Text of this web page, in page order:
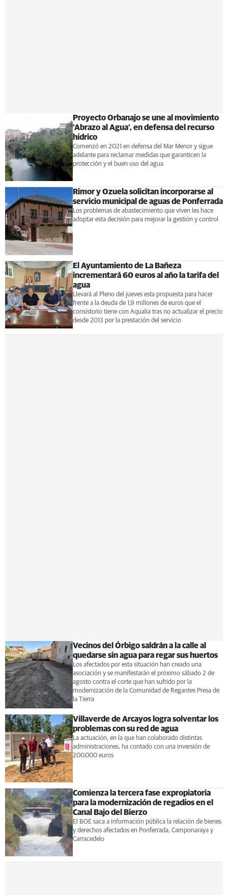
Proyecto Orbanajo se une al movimiento
'Abrazo al Agua', en defensa del recurso
hídrico
Comenzó en 2021 en defensa del Mar Menor y sigue
adelante para reclamar medidas que garanticen la
protección y el buen uso del agua
Rimor y Ozuela solicitan incorporarse al
servicio municipal de aguas de Ponferrada
Los problemas de abastecimiento que viven les hace
adoptar esta decisión para mejorar la gestión y control
El Ayuntamiento de La Bañeza
incrementará 60 euros al año la tarifa del
agua
Llevará al Pleno del jueves esta propuesta para hacer
frente a la deuda de 1,9 millones de euros que el
consistorio tiene con Aqualia tras no actualizar el precio
desde 2013 por la prestación del servicio
Vecinos del Órbigo saldrán a la calle al
quedarse sin agua para regar sus huertos
Los afectados por esta situación han creado una
asociación y se manifestarán el próximo sábado 2 de
agosto contra el corte que han sufrido por la
modernización de la Comunidad de Regantes Presa de
la Tierra
Villaverde de Arcayos logra solventar los
problemas con su red de agua
La actuación, en la que han colaborado distintas
administraciones, ha contado con una inversión de
200.000 euros
Comienza la tercera fase expropiatoria
para la modernización de regadíos en el
Canal Bajo del Bierzo
El BOE saca a información pública la relación de bienes
y derechos afectados en Ponferrada, Camponaraya y
Carracedelo